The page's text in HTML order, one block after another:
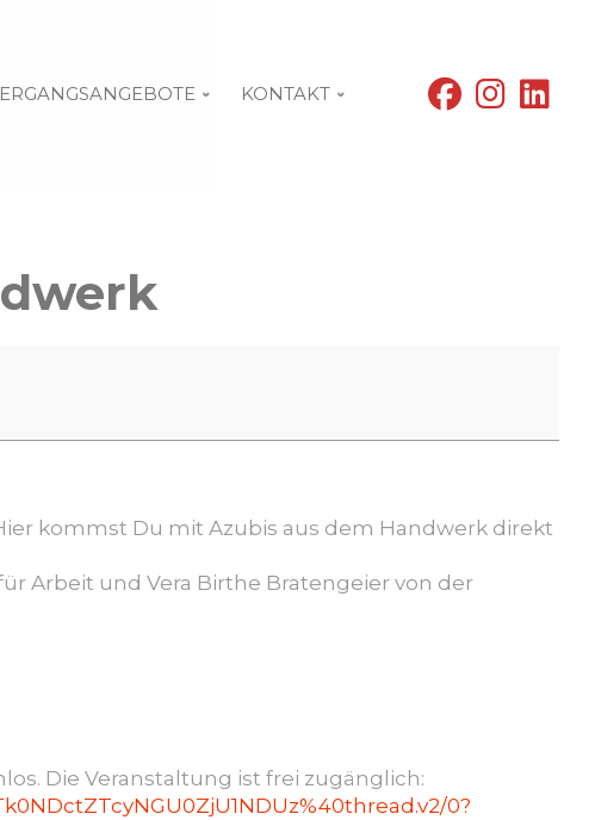
KONTAKT
fab
fa-
fab
fa-
fab
fa-
kommst Du mit Azubis aus dem Handwerk direkt
Arbeit und Vera Birthe Bratengeier von der
Die Veranstaltung ist frei zugänglich:
0?